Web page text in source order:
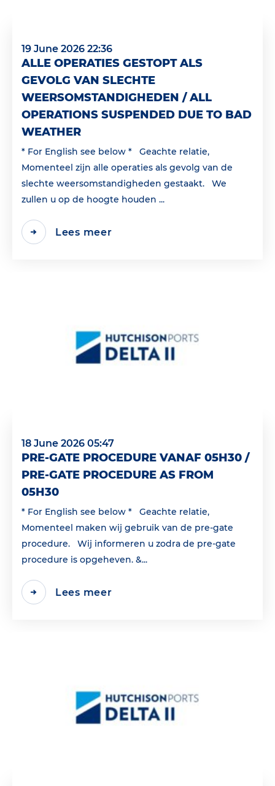
19 June 2026 22:36
ALLE OPERATIES GESTOPT ALS
GEVOLG VAN SLECHTE
WEERSOMSTANDIGHEDEN / ALL
OPERATIONS SUSPENDED DUE TO BAD
WEATHER
* For English see below * Geachte relatie,
Momenteel zijn alle operaties als gevolg van de
slechte weersomstandigheden gestaakt. We
zullen u op de hoogte houden ...
Lees meer
18 June 2026 05:47
PRE-GATE PROCEDURE VANAF 05H30 /
PRE-GATE PROCEDURE AS FROM
05H30
* For English see below * Geachte relatie,
Momenteel maken wij gebruik van de pre-gate
procedure. Wij informeren u zodra de pre-gate
procedure is opgeheven. &...
Lees meer